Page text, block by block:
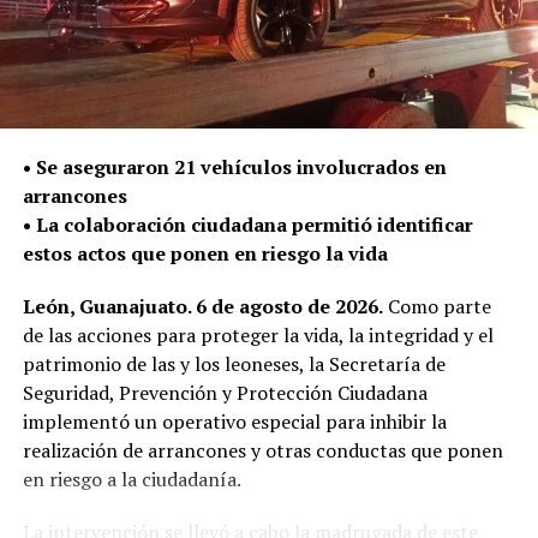
En el último mes, la Policía de León aseguró 45 armas de
fuego, la cifra mensual más alta registrada en el
municipio; de estas, 16 fueron armas largas de uso
La Secretaría de Seguridad, Prevención y Protección
Ciudadana continúa con el despliegue policial en las
calles para detectar y retirar armas de fuego que puedan
ser utilizadas en la comisión de delitos y atender de
•⁠ ⁠Se aseguraron 21 vehículos involucrados en
arrancones
•⁠ ⁠La colaboración ciudadana permitió identificar
estos actos que ponen en riesgo la vida
León, Guanajuato. 6 de agosto de 2026.Como parte
de las acciones para proteger la vida, la integridad y el
patrimonio de las y los leoneses, la Secretaría de
Seguridad, Prevención y Protección Ciudadana
implementó un operativo especial para inhibir la
realización de arrancones y otras conductas que ponen
en riesgo a la ciudadanía.
La intervención se llevó a cabo la madrugada de este